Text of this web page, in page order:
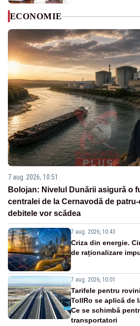
ECONOMIE
7 aug. 2026, 10:51
Bolojan: Nivelul Dunării asigură o
centralei de la Cernavodă de
debitele vor scădea
7 aug. 2026, 10:43
Criza din energie.
de raționalizare
7 aug. 2026, 10:01
Tarifele pentru
TollRo se aplică de
Ce se schimbă
transportatori